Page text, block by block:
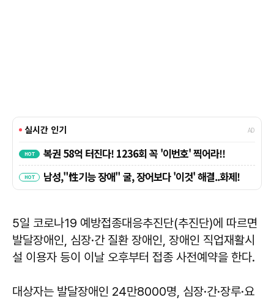
5일 코로나19 예방접종대응추진단(추진단)에 따르면
발달장애인, 심장·간 질환 장애인, 장애인 직업재활시
설 이용자 등이 이날 오후부터 접종 사전예약을 한다.
대상자는 발달장애인 24만8000명, 심장·간·장루·요